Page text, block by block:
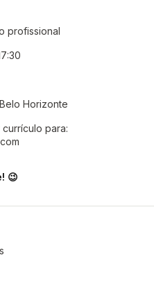
profissional
Horizonte
para:
😉